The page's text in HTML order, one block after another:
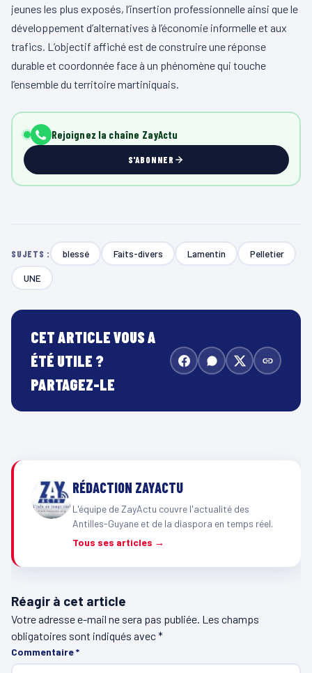
jeunes les plus exposés, l’insertion professionnelle ainsi que le
développement d’alternatives à l’économie informelle et aux
trafics. L’objectif affiché est de construire une réponse
durable et coordonnée face à un phénomène qui touche
l’ensemble du territoire martiniquais.
Rejoignez la chaîne ZayActu
S'ABONNER
SUJETS : blessé Faits-divers Lamentin Pelletier
UNE
CET ARTICLE VOUS A
ÉTÉ UTILE ?
PARTAGEZ-LE
RÉDACTION ZAYACTU
L'équipe de ZayActu couvre l'actualité des
Antilles-Guyane et de la diaspora en temps réel.
Tous ses articles →
Réagir à cet article
Votre adresse e-mail ne sera pas publiée. Les champs
obligatoires sont indiqués avec*
Commentaire*